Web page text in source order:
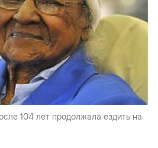
104 лет продолжала ездить на